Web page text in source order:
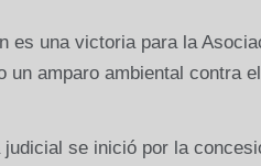
es una victoria para la
un amparo ambiental contra
judicial se inició por la